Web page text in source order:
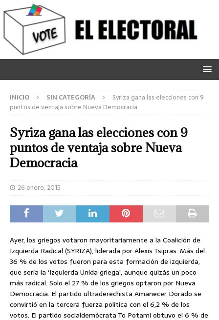
INICIO SIN CATEGORÍA
Syriza gana las elecciones con 9
puntos de ventaja sobre Nueva Democracia
Syriza gana las elecciones con 9
puntos de ventaja sobre Nueva
Democracia
26 enero, 2015
Ayer, los griegos votaron mayoritariamente a la Coalición de
Izquierda Radical (SYRIZA), liderada por Alexis Tsipras. Más del
36 % de los votos fueron para esta formación de izquierda,
que sería la ‘Izquierda Unida griega’, aunque quizás un poco
más radical. Solo el 27 % de los griegos optaron por Nueva
Democracia. El partido ultraderechista Amanecer Dorado se
convirtió en la tercera fuerza política con el 6,2 % de los
votos. El partido socialdemócrata To Potami obtuvo el 6 % de